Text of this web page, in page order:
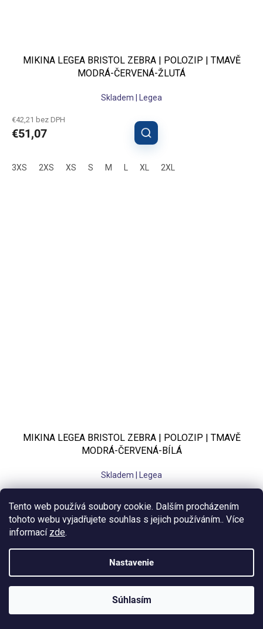
Tento web používá soubory cookie. Dalším procházením
tohoto webu vyjadřujete souhlas s jejich používáním.. Více
informací zde.
Nastavenie
Súhlasím
MIKINA LEGEA BRISTOL ZEBRA | POLOZIP | TMAVĚ
MODRÁ-ČERVENÁ-ŽLUTÁ
Skladem | Legea
€42,21 bez DPH
€51,07
3XS 2XS XS S M XL 2XL
MIKINA LEGEA BRISTOL ZEBRA | POLOZIP | TMAVĚ
MODRÁ-ČERVENÁ-BÍLÁ
Skladem | Legea
€51,07